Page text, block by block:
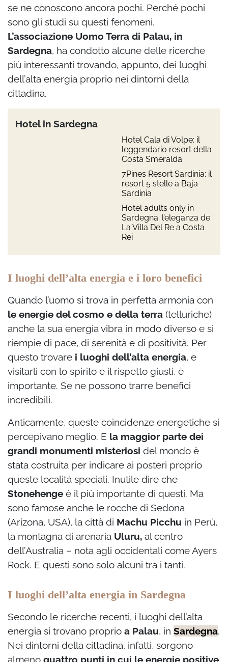
se ne conoscono ancora pochi. Perché pochi
sono gli studi su questi fenomeni.
L’associazione Uomo Terra di Palau, in
Sardegna, ha condotto alcune delle ricerche
più interessanti trovando, appunto, dei luoghi
dell’alta energia proprio nei dintorni della
cittadina.
Hotel in Sardegna
Hotel Cala di Volpe: il
leggendario resort della
Costa Smeralda
7Pines Resort Sardinia: il
resort 5 stelle a Baja
Sardinia
Hotel adults only in
Sardegna: l’eleganza de
La Villa Del Re a Costa
Rei
I luoghi dell’alta energia e i loro benefici
Quando l’uomo si trova in perfetta armonia con
le energie del cosmo e della terra (telluriche)
anche la sua energia vibra in modo diverso e si
riempie di pace, di serenità e di positività. Per
questo trovare i luoghi dell’alta energia, e
visitarli con lo spirito e il rispetto giusti, è
importante. Se ne possono trarre benefici
incredibili.
Anticamente, queste coincidenze energetiche si
percepivano meglio. E la maggior parte dei
grandi monumenti misteriosi del mondo è
stata costruita per indicare ai posteri proprio
queste località speciali. Inutile dire che
Stonehenge è il più importante di questi. Ma
sono famose anche le rocche di Sedona
(Arizona, USA), la città di Machu Picchu in Perù,
la montagna di arenaria Uluru, al centro
dell’Australia – nota agli occidentali come Ayers
Rock. E questi sono solo alcuni tra i tanti.
I luoghi dell’alta energia in Sardegna
Secondo le ricerche recenti, i luoghi dell’alta
energia si trovano proprio a Palau, in Sardegna.
Nei dintorni della cittadina, infatti, sorgono
almeno quattro punti in cui le energie positive